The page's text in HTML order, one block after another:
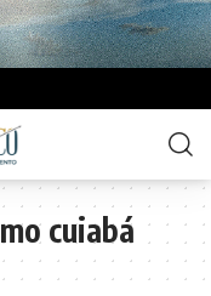
cuiabá